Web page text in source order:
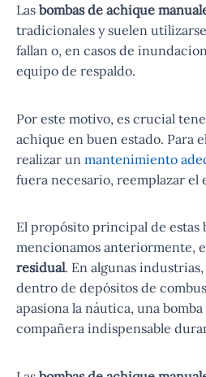
Las bombas de achique
tradicionales y suelen
fallan o, en casos de
equipo de respaldo.
Por este motivo, es crucial
achique en buen estado. Para
realizar un mantenimiento
fuera necesario, reemplazar el
El propósito principal de estas
mencionamos anteriormente,
residual. En algunas
dentro de depósitos de
apasiona la náutica, una
compañera indispensable